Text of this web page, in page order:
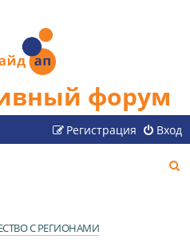
форум
Вход
Регистрация
С РЕГИОНАМИ